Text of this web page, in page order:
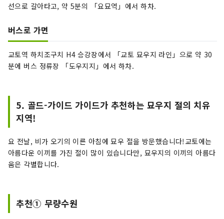
선으로 갈아타고, 약 5분의 「요묘역」에서 하차.
버스로 가면
교토역 하치조구치 H4 승강장에서 「교토 묘우지 라인」으로 약 30
분에 버스 정류장 「도우지지」에서 하차.
5. 골드-가이드 가이드가 추천하는 묘우지 절의 치유
지역!
요 전날, 비가 오기의 이른 아침에 묘우 절을 방문했습니다!교토에는
아름다운 이끼를 가진 절이 많이 있습니다만, 묘우지의 이끼의 아름다
움은 각별합니다.
추천① 무량수원